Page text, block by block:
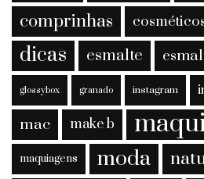
comprinhas
dicas esmalte
glossybox granado instagram
mac make b
maquiagens moda